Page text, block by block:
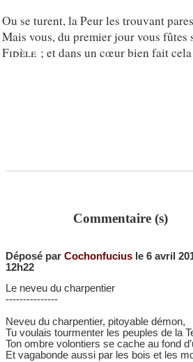
Ou se turent, la Peur les trouvant
Mais vous, du premier jour vous fûtes
Fidèle; et dans un cœur bien fait cela
Commentaire (s)
Déposé par Cochonfucius le 6 avril
12h22
Le neveu du charpentier
---------------
Neveu du charpentier, pitoyable démon,
Tu voulais tourmenter les peuples de la
Ton ombre volontiers se cache au fond
Et vagabonde aussi par les bois et les